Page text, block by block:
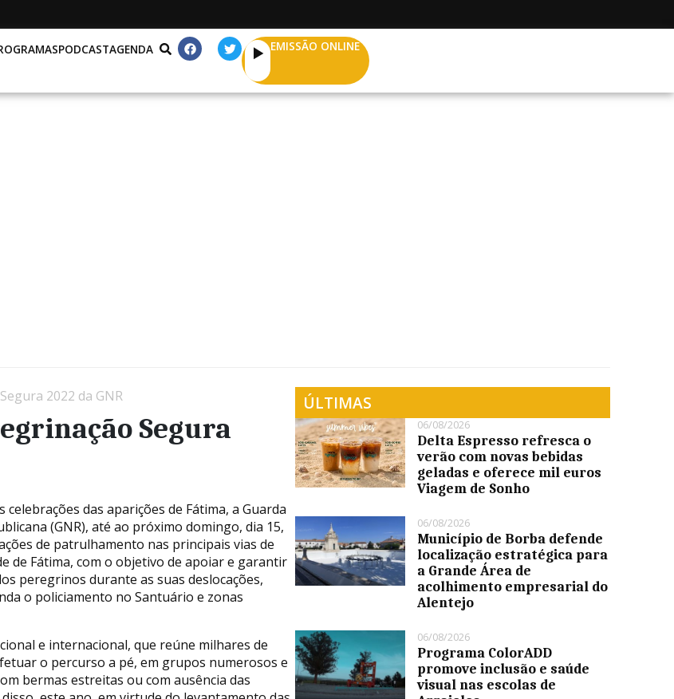
PODCASTAGENDA EMISSÃO ONLINE
2022 da GNR
Segura
celebrações das aparições de Fátima, a Guarda
(GNR), até ao próximo domingo, dia 15,
de patrulhamento nas principais vias de
de Fátima, com o objetivo de apoiar e garantir
peregrinos durante as suas deslocações,
o policiamento no Santuário e zonas
e internacional, que reúne milhares de
o percurso a pé, em grupos numerosos e
bermas estreitas ou com ausência das
ÚLTIMAS
06/08/2026
Delta Espresso refresca o
verão com novas bebidas
geladas e oferece mil euros
Viagem de Sonho
06/08/2026
Município de Borba defende
localização estratégica para
a Grande Área de
acolhimento empresarial do
Alentejo
06/08/2026
Programa ColorADD
promove inclusão e saúde
visual nas escolas de